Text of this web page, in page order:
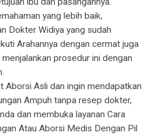
yang lebih baik,
Dokter Widiya yang sudah
Arahannya dengan cermat juga
prosedur ini dengan
Aborsi Asli dan ingin mendapatkan
Ampuh tanpa resep dokter,
dan membuka layanan Cara
Atau Aborsi Medis Dengan Pil